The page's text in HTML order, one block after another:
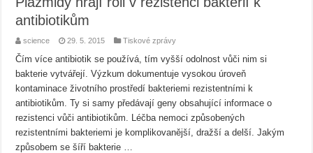
antibiotikům
science 29. 5. 2015 Tiskové zprávy
Čím více antibiotik se používá, tím vyšší odolnost vůči nim si
bakterie vytvářejí. Výzkum dokumentuje vysokou úroveň
kontaminace životního prostředí bakteriemi rezistentními k
antibiotikům. Ty si samy předávají geny obsahující informace o
rezistenci vůči antibiotikům. Léčba nemoci způsobených
rezistentními bakteriemi je komplikovanější, dražší a delší. Jakým
způsobem se šíří bakterie …